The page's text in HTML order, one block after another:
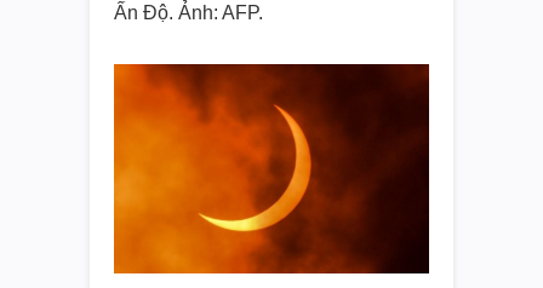
Ấn Độ. Ảnh: AFP.